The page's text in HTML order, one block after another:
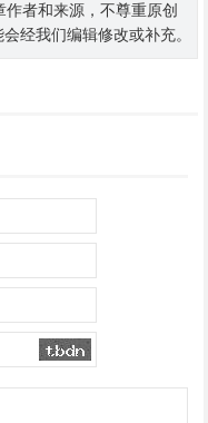
者和来源，不尊重原创
经我们编辑修改或补充。